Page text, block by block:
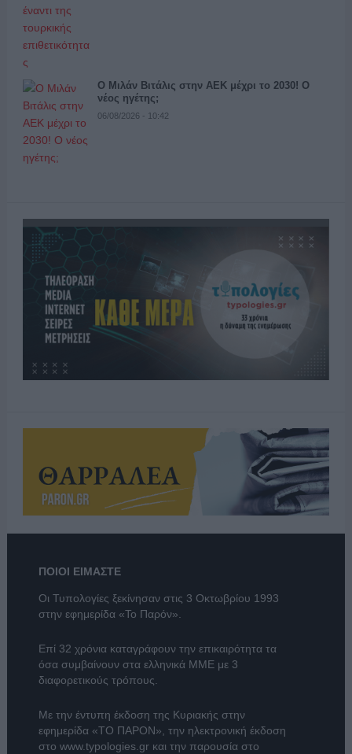
Ο Μιλάν Βιτάλις στην ΑΕΚ μέχρι το 2030! Ο
νέος ηγέτης;
06/08/2026 - 10:42
ΠΟΙΟΙ ΕΙΜΑΣΤΕ
Οι Τυπολογίες ξεκίνησαν στις 3 Οκτωβρίου 1993
στην εφημερίδα «Το Παρόν».
Επί 32 χρόνια καταγράφουν την επικαιρότητα τα
όσα συμβαίνουν στα ελληνικά ΜΜΕ με 3
διαφορετικούς τρόπους.
Με την έντυπη έκδοση της Κυριακής στην
εφημερίδα «ΤΟ ΠΑΡΟΝ», την ηλεκτρονική έκδοση
στο www.typologies.grκαι την παρουσία στο